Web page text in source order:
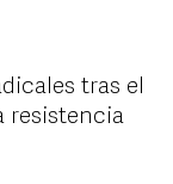
tras el
resistencia